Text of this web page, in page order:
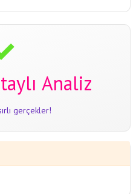
Analiz
gerçekler!